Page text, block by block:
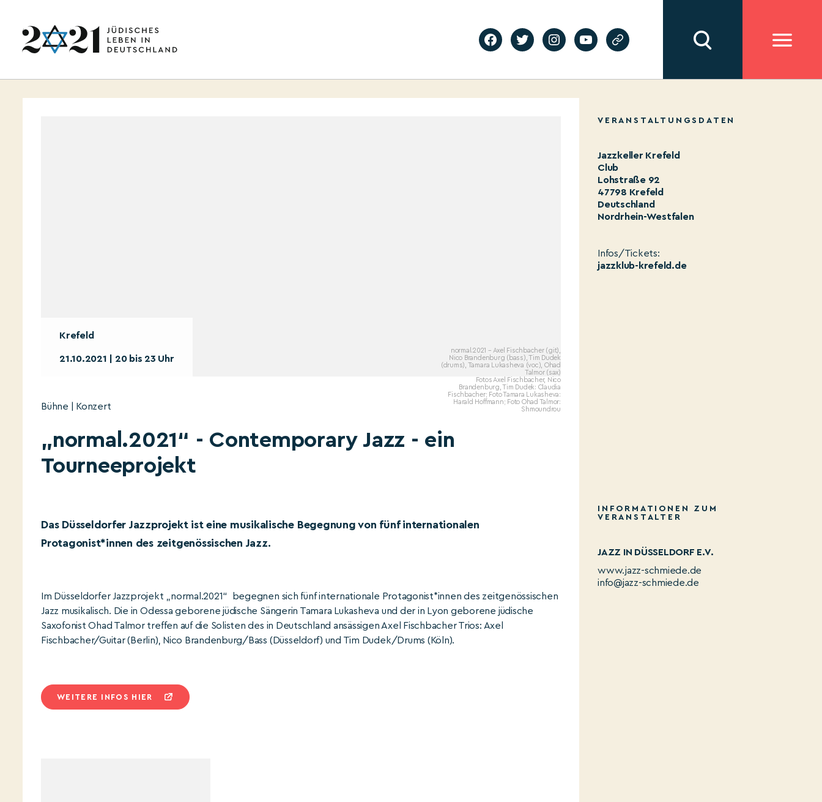
Krefeld
21.10.2021 | 20 bis 23 Uhr
normal.2021 – Axel Fischbacher (git),
Nico Brandenburg (bass), Tim Dudek
(drums), Tamara Lukasheva (voc), Ohad
Talmor (sax)
Fotos Axel Fischbacher, Nico
Brandenburg, Tim Dudek: Claudia
Fischbacher; Foto Tamara Lukasheva:
Harald Hoffmann; Foto Ohad Talmor:
Shmoundrou
Bühne | Konzert
„normal.2021“ - Contemporary Jazz - ein
Tourneeprojekt
Das Düsseldorfer Jazzprojekt ist eine musikalische Begegnung von fünf internationalen
Protagonist*innen des zeitgenössischen Jazz.
Im Düsseldorfer Jazzprojekt „normal.2021“ begegnen sich fünf internationale Protagonist*innen des zeitgenössischen
Jazz musikalisch. Die in Odessa geborene jüdische Sängerin Tamara Lukasheva und der in Lyon geborene jüdische
Saxofonist Ohad Talmor treffen auf die Solisten des in Deutschland ansässigen Axel Fischbacher Trios: Axel
Fischbacher/Guitar (Berlin), Nico Brandenburg/Bass (Düsseldorf) und Tim Dudek/Drums (Köln).
WEITERE INFOS HIER
VERANSTALTUNGSDATEN
Jazzkeller Krefeld
Club
Lohstraße 92
47798 Krefeld
Deutschland
Nordrhein-Westfalen
Infos/Tickets:
jazzklub-krefeld.de
INFORMATIONEN ZUM
VERANSTALTER
JAZZ IN DÜSSELDORF E.V.
www.jazz-schmiede.de
info@jazz-schmiede.de